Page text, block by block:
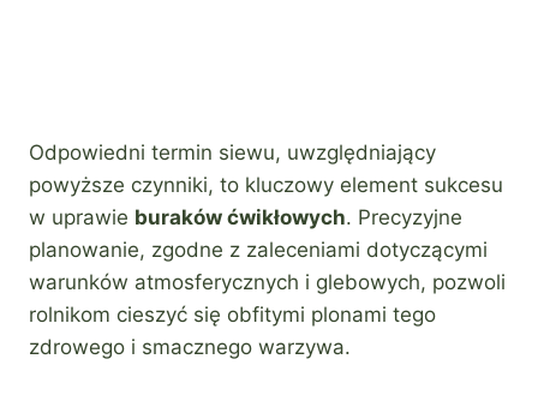
Odpowiedni termin siewu, uwzględniający
powyższe czynniki, to kluczowy element sukcesu
w uprawie buraków ćwikłowych. Precyzyjne
planowanie, zgodne z zaleceniami dotyczącymi
warunków atmosferycznych i glebowych, pozwoli
rolnikom cieszyć się obfitymi plonami tego
zdrowego i smacznego warzywa.